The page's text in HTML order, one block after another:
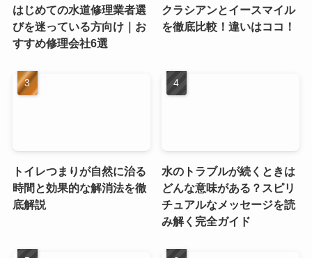
はじめての水道修理業者選
びを迷っている方向け｜お
すすめ修理会社6選
クラシアンとイースマイル
を徹底比較！違いはココ！
トイレつまりが自然に治る
時間と効果的な解消法を徹
底解説
水のトラブルが続くときは
どんな意味がある？スピリ
チュアルなメッセージを読
み解く完全ガイド